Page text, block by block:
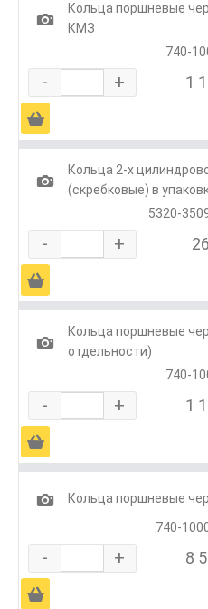
1
Кольца поршневые
КМЗ
740-
- + 1
Ä
1
Кольца 2-х
(скребковые) в
5320-
- +
Ä
1
Кольца поршневые
отдельности)
740-
- + 1
Ä
1
Кольца поршневые
740-
- + 8
Ä